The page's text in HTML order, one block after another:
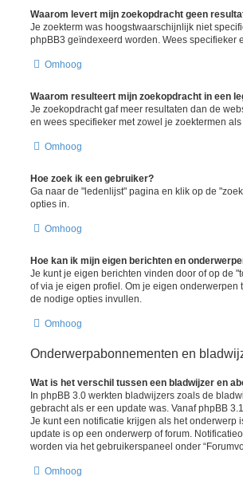
Waarom levert mijn zoekopdracht geen
Je zoekterm was hoogstwaarschijnlijk niet
phpBB3 geïndexeerd worden. Wees
Omhoog
Waarom resulteert mijn zoekopdracht in een
Je zoekopdracht gaf meer resultaten dan de
en wees specifieker met zowel je zoektermen
Omhoog
Hoe zoek ik een gebruiker?
Ga naar de "ledenlijst" pagina en klik op de
opties in.
Omhoog
Hoe kan ik mijn eigen berichten en
Je kunt je eigen berichten vinden door of op de
of via je eigen profiel. Om je eigen
de nodige opties invullen.
Omhoog
Onderwerpabonnementen en
Wat is het verschil tussen een bladwijzer en
In phpBB 3.0 werkten bladwijzers zoals de
gebracht als er een update was. Vanaf phpBB
Je kunt een notificatie krijgen als het onderwerp
update is op een onderwerp of forum.
worden via het gebruikerspaneel onder
Omhoog